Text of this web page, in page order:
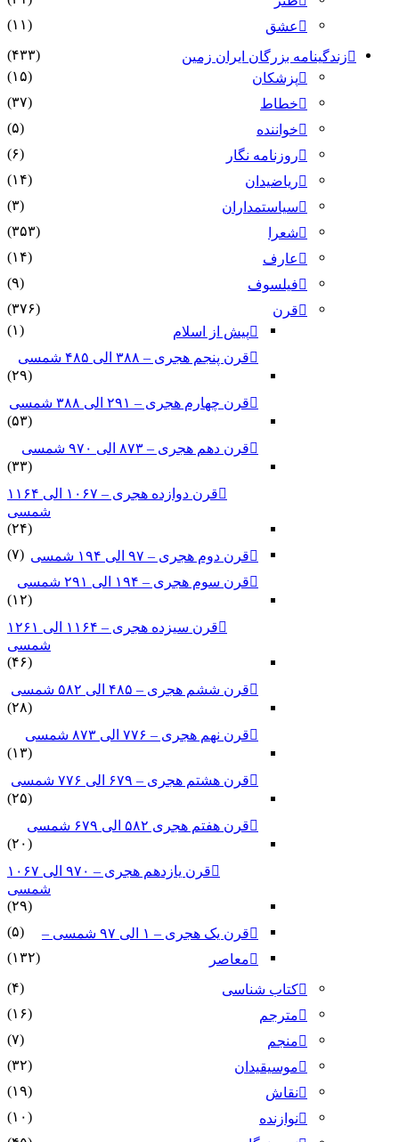
عشق
(۱۱)
زندگینامه بزرگان ایران زمین
(۴۳۳)
پزشکان
(۱۵)
خطاط
(۳۷)
خواننده
(۵)
روزنامه نگار
(۶)
ریاضیدان
(۱۴)
سیاستمداران
(۳)
شعرا
(۳۵۳)
عارف
(۱۴)
فیلسوف
(۹)
قرن
(۳۷۶)
پیش از اسلام
(۱)
قرن پنجم هجری – ۳۸۸ الی ۴۸۵ شمسی
(۲۹)
قرن چهارم هجری – ۲۹۱ الی ۳۸۸ شمسی
(۵۳)
قرن دهم هجری – ۸۷۳ الی ۹۷۰ شمسی
(۳۳)
قرن دوازده هجری – ۱۰۶۷ الی ۱۱۶۴
شمسی
(۲۴)
قرن دوم هجری – ۹۷ الی ۱۹۴ شمسی
(۷)
قرن سوم هجری – ۱۹۴ الی ۲۹۱ شمسی
(۱۲)
قرن سیزده هجری – ۱۱۶۴ الی ۱۲۶۱
شمسی
(۴۶)
قرن ششم هجری – ۴۸۵ الی ۵۸۲ شمسی
(۲۸)
قرن نهم هجری – ۷۷۶ الی ۸۷۳ شمسی
(۱۳)
قرن هشتم هجری – ۶۷۹ الی ۷۷۶ شمسی
(۲۵)
قرن هفتم هجری ۵۸۲ الی ۶۷۹ شمسی
(۲۰)
قرن یازدهم هجری – ۹۷۰ الی ۱۰۶۷
شمسی
(۲۹)
قرن یک هجری – ۱ الی ۹۷ شمسی –
(۵)
معاصر
(۱۳۲)
کتاب شناسی
(۴)
مترجم
(۱۶)
منجم
(۷)
موسیقیدان
(۳۲)
نقاش
(۱۹)
نوازنده
(۱۰)